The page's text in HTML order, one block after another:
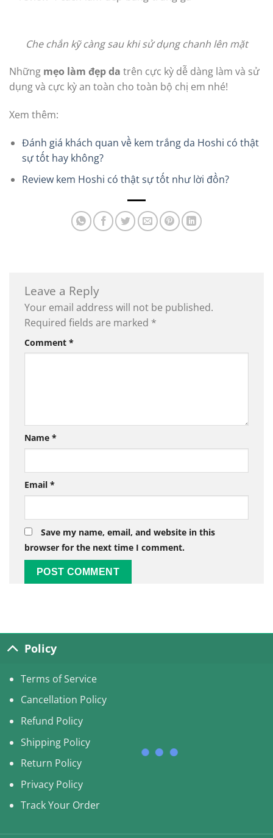
Che chắn kỹ càng sau khi sử dụng chanh lên mặt
Những mẹo làm đẹp da trên cực kỳ dễ dàng làm và sử
dụng và cực kỳ an toàn cho toàn bộ chị em nhé!
Xem thêm:
Đánh giá khách quan về kem trắng da Hoshi có thật
sự tốt hay không?
Review kem Hoshi có thật sự tốt như lời đồn?
Leave a Reply
Your email address will not be published.
Required fields are marked *
Comment *
Name *
Email *
Save my name, email, and website in this
browser for the next time I comment.
Policy
Terms of Service
Cancellation Policy
Refund Policy
Shipping Policy
Return Policy
Privacy Policy
Track Your Order